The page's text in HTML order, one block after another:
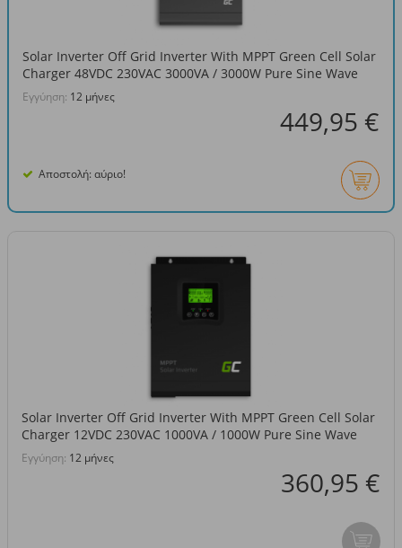
Solar Inverter Off Grid Inverter With MPPT Green Cell Solar
Charger 48VDC 230VAC 3000VA / 3000W Pure Sine Wave
Εγγύηση: 12 μήνες
449,95 €
Αποστολή: αύριο!
Solar Inverter Off Grid Inverter With MPPT Green Cell Solar
Charger 12VDC 230VAC 1000VA / 1000W Pure Sine Wave
Εγγύηση: 12 μήνες
360,95 €